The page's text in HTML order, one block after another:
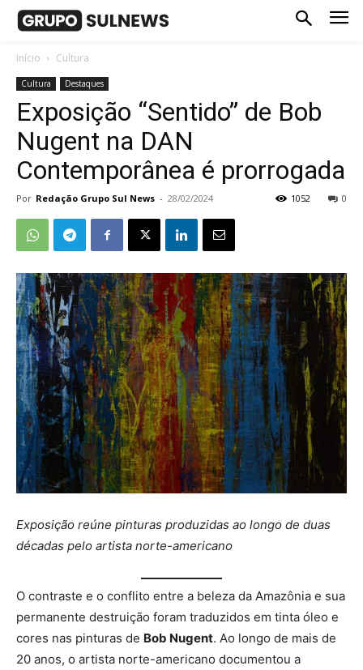
Início Cultura
Cultura Destaques
Exposição “Sentido” de Bob
Nugent na DAN
Contemporânea é prorrogada
Por Redação Grupo Sul News - 28/02/2024 0
1052
Exposição reúne pinturas produzidas ao longo de duas
décadas pelo artista norte-americano
O contraste e o conflito entre a beleza da Amazônia e sua
permanente destruição foram traduzidos em tinta óleo e
cores nas pinturas de Bob Nugent. Ao longo de mais de
20 anos, o artista norte-americano documentou a